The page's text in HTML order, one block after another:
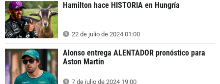
Hamilton hace HISTORIA en Hungría
22 de julio de 2024 01:00
Alonso entrega ALENTADOR pronóstico para
Aston Martin
7 de julio de 2024 19:00